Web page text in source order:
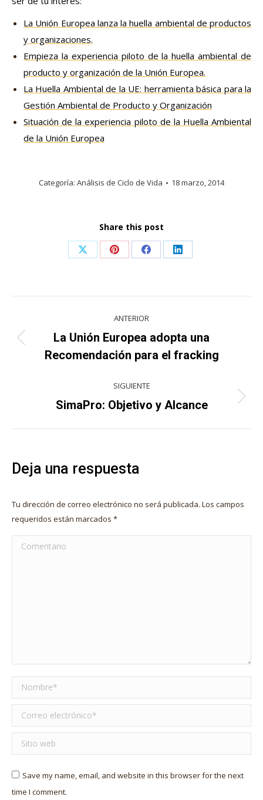
La Unión Europea lanza la huella ambiental de productos
y organizaciones.
Empieza la experiencia piloto de la huella ambiental de
producto y organización de la Unión Europea.
La Huella Ambiental de la UE: herramienta básica para la
Gestión Ambiental de Producto y Organización
Situación de la experiencia piloto de la Huella Ambiental
de la Unión Europea
Categoría: Análisis de Ciclo de Vida 18 marzo, 2014
Share this post
Share
X
Share
Pinterest
Share
Facebook
Share
LinkedIn
entre
publicaciones
ANTERIOR
Publicación
anterior:
La Unión Europea adopta una
Recomendación para el fracking
SIGUIENTE
Publicación
SimaPro: Objetivo y Alcance
Deja una respuesta
Tu dirección de correo electrónico no será publicada. Los campos
requeridos están marcados *
Comentario
Nombre *
Correo electrónico *
Sitio web
Save my name, email, and website in this browser for the next
time I comment.